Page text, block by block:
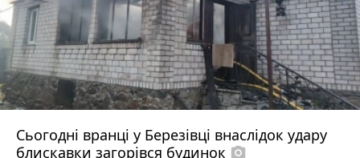
Сьогодні вранці у Березівці внаслідок удару
блискавки загорівся будинок photo_camera